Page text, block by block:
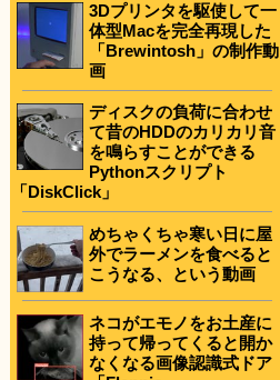
3Dプリンタを駆使して一
体型Macを完全再現した
「Brewintosh」の制作動
画
ディスクの負荷に合わせ
て昔のHDDのカリカリ音
を鳴らすことができる
Pythonスクリプト
「DiskClick」
めちゃくちゃ寒い日に屋
外でラーメンを食べると
こうなる、という動画
ネコがエモノをお土産に
持って帰ってくると開か
なくなる画像認識式ドア